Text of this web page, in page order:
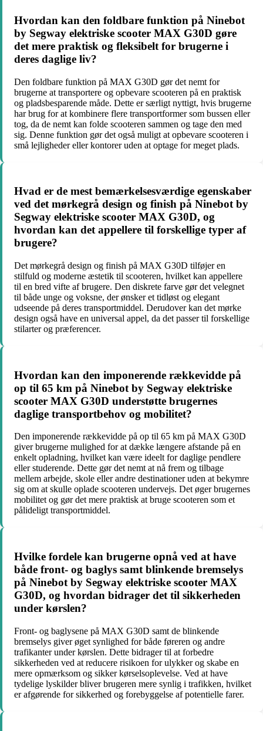
Hvordan kan den foldbare funktion på Ninebot
by Segway elektriske scooter MAX G30D gøre
det mere praktisk og fleksibelt for brugerne i
deres daglige liv?
Den foldbare funktion på MAX G30D gør det nemt for
brugerne at transportere og opbevare scooteren på en praktisk
og pladsbesparende måde. Dette er særligt nyttigt, hvis brugerne
har brug for at kombinere flere transportformer som bussen eller
tog, da de nemt kan folde scooteren sammen og tage den med
sig. Denne funktion gør det også muligt at opbevare scooteren i
små lejligheder eller kontorer uden at optage for meget plads.
Hvad er de mest bemærkelsesværdige egenskaber
ved det mørkegrå design og finish på Ninebot by
Segway elektriske scooter MAX G30D, og
hvordan kan det appellere til forskellige typer af
brugere?
Det mørkegrå design og finish på MAX G30D tilføjer en
stilfuld og moderne æstetik til scooteren, hvilket kan appellere
til en bred vifte af brugere. Den diskrete farve gør det velegnet
til både unge og voksne, der ønsker et tidløst og elegant
udseende på deres transportmiddel. Derudover kan det mørke
design også have en universal appel, da det passer til forskellige
stilarter og præferencer.
Hvordan kan den imponerende rækkevidde på
op til 65 km på Ninebot by Segway elektriske
scooter MAX G30D understøtte brugernes
daglige transportbehov og mobilitet?
Den imponerende rækkevidde på op til 65 km på MAX G30D
giver brugerne mulighed for at dække længere afstande på en
enkelt opladning, hvilket kan være ideelt for daglige pendlere
eller studerende. Dette gør det nemt at nå frem og tilbage
mellem arbejde, skole eller andre destinationer uden at bekymre
sig om at skulle oplade scooteren undervejs. Det øger brugernes
mobilitet og gør det mere praktisk at bruge scooteren som et
pålideligt transportmiddel.
Hvilke fordele kan brugerne opnå ved at have
både front- og baglys samt blinkende bremselys
på Ninebot by Segway elektriske scooter MAX
G30D, og hvordan bidrager det til sikkerheden
under kørslen?
Front- og baglysene på MAX G30D samt de blinkende
bremselys giver øget synlighed for både føreren og andre
trafikanter under kørslen. Dette bidrager til at forbedre
sikkerheden ved at reducere risikoen for ulykker og skabe en
mere opmærksom og sikker kørselsoplevelse. Ved at have
tydelige lyskilder bliver brugeren mere synlig i trafikken, hvilket
er afgørende for sikkerhed og forebyggelse af potentielle farer.